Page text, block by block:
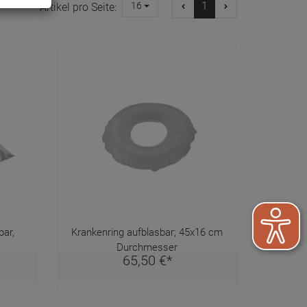
Artikel pro Seite: 16 1
Krankenring aufblasbar; 45x16 cm
Durchmesser
65,50 €*